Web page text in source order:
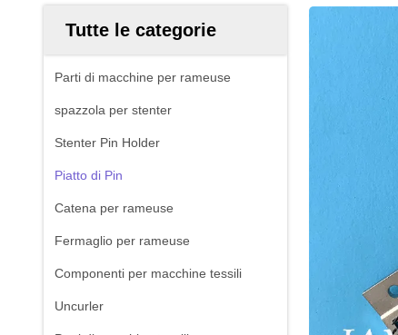
Tutte le categorie
Parti di macchine per rameuse
spazzola per stenter
Stenter Pin Holder
Piatto di Pin
Catena per rameuse
Fermaglio per rameuse
Componenti per macchine tessili
Uncurler